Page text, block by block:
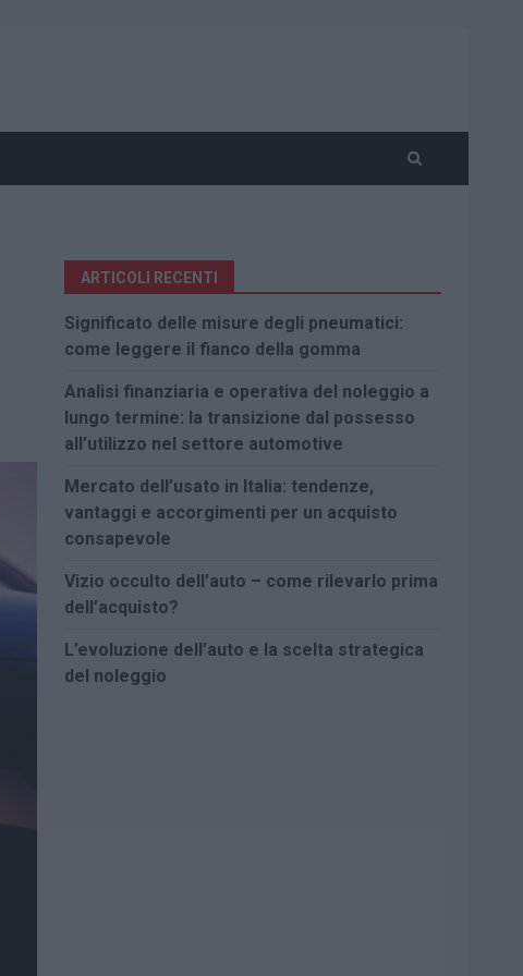
ARTICOLI RECENTI
Significato delle misure degli pneumatici:
come leggere il fianco della gomma
Analisi finanziaria e operativa del noleggio a
lungo termine: la transizione dal possesso
all’utilizzo nel settore automotive
Mercato dell’usato in Italia: tendenze,
vantaggi e accorgimenti per un acquisto
consapevole
Vizio occulto dell’auto – come rilevarlo prima
dell’acquisto?
L’evoluzione dell’auto e la scelta strategica
del noleggio